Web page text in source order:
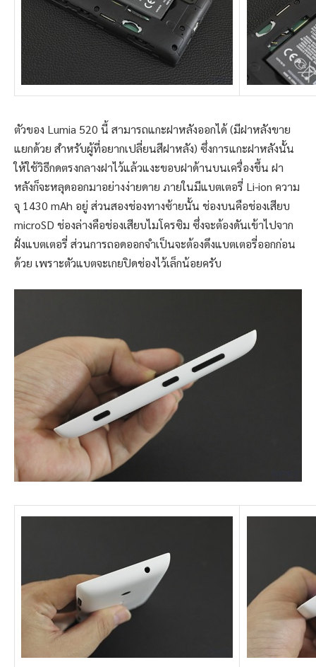
ตัวของ Lumia 520 นี้ สามารถแกะฝาหลังออกได้ (มีฝาหลังขาย
แยกด้วย สำหรับผู้ที่อยากเปลี่ยนสีฝาหลัง) ซึ่งการแกะฝาหลังนั้น
ให้ใช้วิธีกดตรงกลางฝาไว้แล้วแงะขอบฝาด้านบนเครื่องขึ้น ฝา
หลังก็จะหลุดออกมาอย่างง่ายดาย ภายในมีแบตเตอรี่ Li-ion ความ
จุ 1430 mAh อยู่ ส่วนสองช่องทางซ้ายนั้น ช่องบนคือช่องเสียบ
microSD ช่องล่างคือช่องเสียบไมโครซิม ซึ่งจะต้องดันเข้าไปจาก
ฝั่งแบตเตอรี่ ส่วนการถอดออกจำเป็นจะต้องดึงแบตเตอรี่ออกก่อน
ด้วย เพราะตัวแบตจะเกยปิดช่องไว้เล็กน้อยครับ